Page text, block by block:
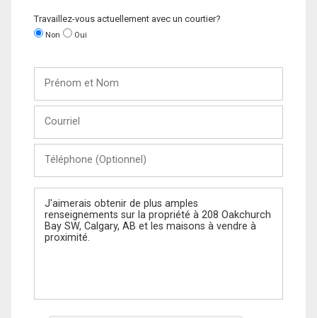
Travaillez-vous actuellement avec un courtier?
Non Oui
Nom
(Optionnel)
Message